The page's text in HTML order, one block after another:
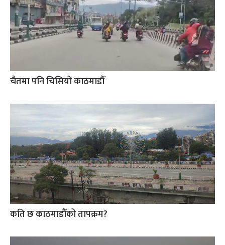
चैतमा पनि चिसियो काठमाडौँ
कति छ काठमाडौँको तापक्रम?